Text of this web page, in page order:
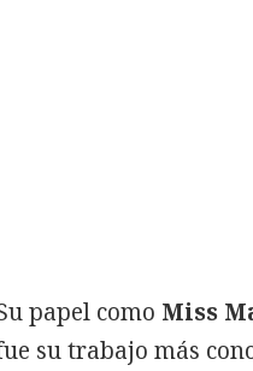
papel como Miss
su trabajo más